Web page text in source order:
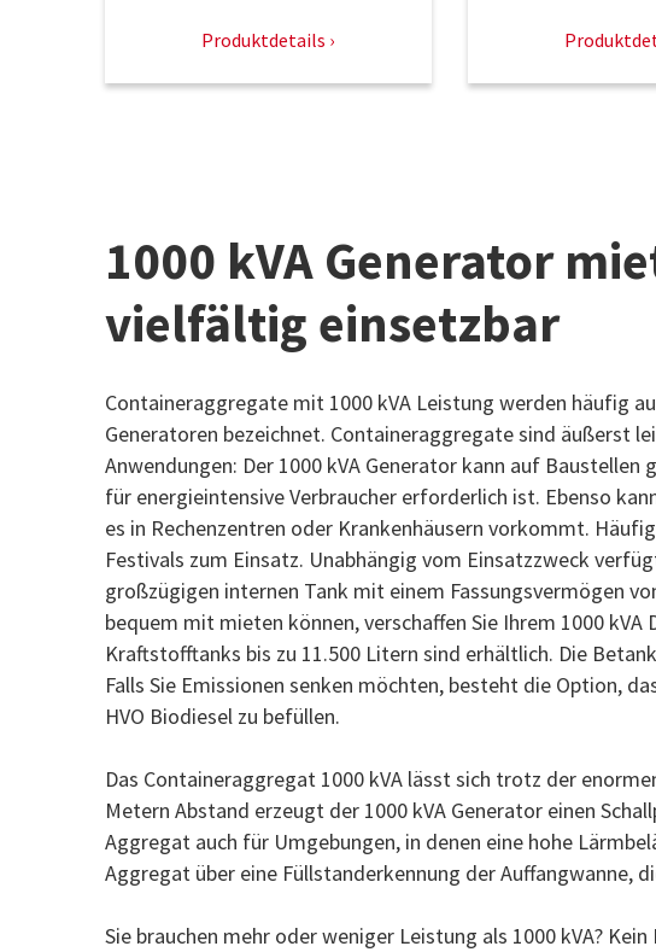
Produktdetails
1000 kVA Generator
vielfältig einsetzbar
Containeraggregate mit 1000 kVA Leistung werden häufig
Generatoren bezeichnet. Containeraggregate sind äußerst
Anwendungen: Der 1000 kVA Generator kann auf
für energieintensive Verbraucher erforderlich ist. Ebenso
es in Rechenzentren oder Krankenhäusern vorkommt.
Festivals zum Einsatz. Unabhängig vom Einsatzzweck
großzügigen internen Tank mit einem Fassungsvermögen
bequem mit mieten können, verschaffen Sie Ihrem 1000
Kraftstofftanks bis zu 11.500 Litern sind erhältlich. Die
Falls Sie Emissionen senken möchten, besteht die Option,
HVO Biodiesel zu befüllen.
Das Containeraggregat 1000 kVA lässt sich trotz der
Metern Abstand erzeugt der 1000 kVA Generator einen
Aggregat auch für Umgebungen, in denen eine hohe
Aggregat über eine Füllstanderkennung der Auffangwanne,
Sie brauchen mehr oder weniger Leistung als 1000 kVA?